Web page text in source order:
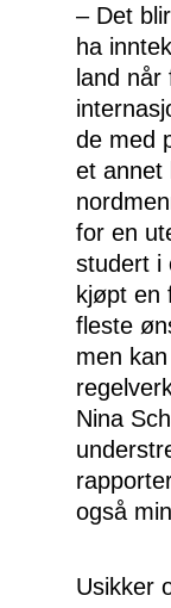
– Det
ha
land
de med
et annet
for en
studert i
kjøpt en
fleste
men
Nina
også
Usikker